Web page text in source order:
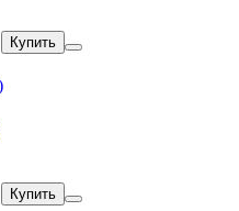
Купить
Купить